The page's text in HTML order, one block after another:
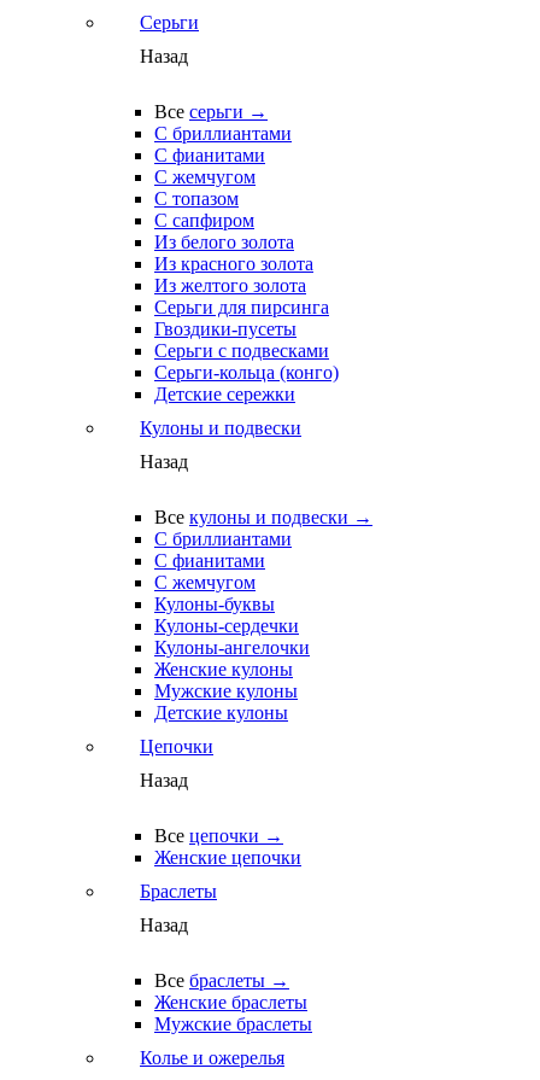
Серьги
Назад
Все серьги →
С бриллиантами
С фианитами
С жемчугом
С топазом
С сапфиром
Из белого золота
Из красного золота
Из желтого золота
Серьги для пирсинга
Гвоздики-пусеты
Серьги с подвесками
Серьги-кольца (конго)
Детские сережки
Кулоны и подвески
Назад
Все кулоны и подвески →
С бриллиантами
С фианитами
С жемчугом
Кулоны-буквы
Кулоны-сердечки
Кулоны-ангелочки
Женские кулоны
Мужские кулоны
Детские кулоны
Цепочки
Назад
Все цепочки →
Женские цепочки
Браслеты
Назад
Все браслеты →
Женские браслеты
Мужские браслеты
Колье и ожерелья